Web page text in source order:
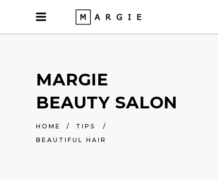
MARGIE
BEAUTY SALON
HOME / TIPS
/
BEAUTIFUL HAIR